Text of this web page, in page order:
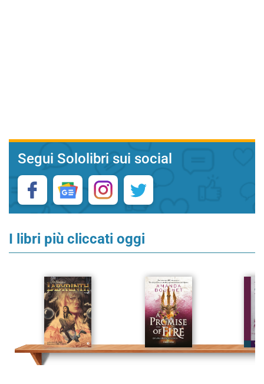
Segui Sololibri sui social
I libri più cliccati oggi